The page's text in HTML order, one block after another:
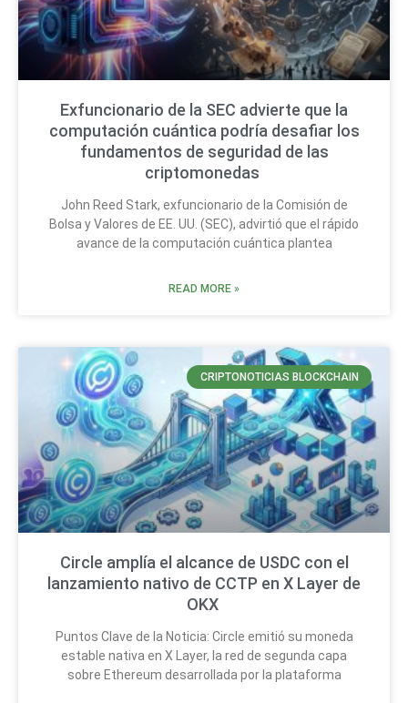
Exfuncionario de la SEC advierte que la
computación cuántica podría desafiar los
fundamentos de seguridad de las
criptomonedas
John Reed Stark, exfuncionario de la Comisión de
Bolsa y Valores de EE. UU. (SEC), advirtió que el rápido
avance de la computación cuántica plantea
READ MORE »
CRIPTONOTICIAS BLOCKCHAIN
Circle amplía el alcance de USDC con el
lanzamiento nativo de CCTP en X Layer de
OKX
Puntos Clave de la Noticia: Circle emitió su moneda
estable nativa en X Layer, la red de segunda capa
sobre Ethereum desarrollada por la plataforma